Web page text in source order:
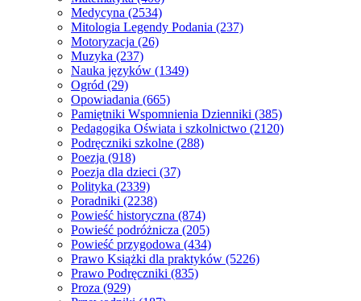
Medycyna (2534)
Mitologia Legendy Podania (237)
Motoryzacja (26)
Muzyka (237)
Nauka języków (1349)
Ogród (29)
Opowiadania (665)
Pamiętniki Wspomnienia Dzienniki (385)
Pedagogika Oświata i szkolnictwo (2120)
Podręczniki szkolne (288)
Poezja (918)
Poezja dla dzieci (37)
Polityka (2339)
Poradniki (2238)
Powieść historyczna (874)
Powieść podróżnicza (205)
Powieść przygodowa (434)
Prawo Książki dla praktyków (5226)
Prawo Podręczniki (835)
Proza (929)